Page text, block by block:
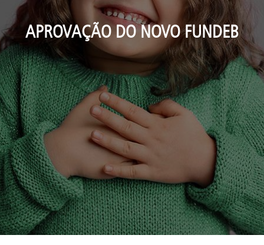
APROVAÇÃO DO NOVO FUNDEB